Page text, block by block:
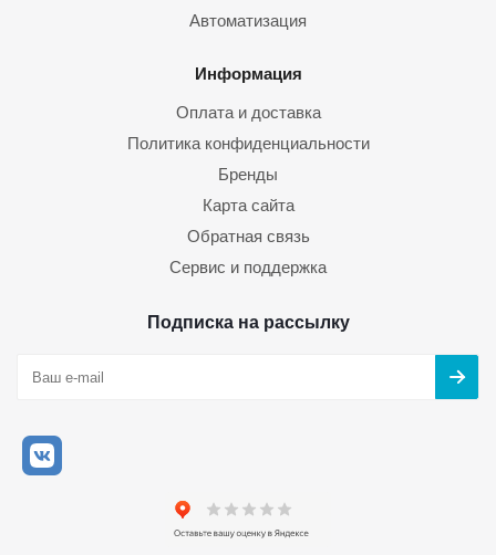
Автоматизация
Информация
Оплата и доставка
Политика конфиденциальности
Бренды
Карта сайта
Обратная связь
Сервис и поддержка
Подписка на рассылку